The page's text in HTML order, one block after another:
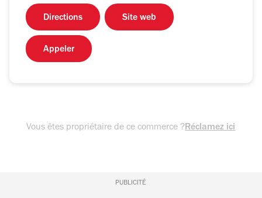
Directions Site web
Appeler
Vous êtes propriétaire de ce commerce ?Réclamez ici
PUBLICITÉ